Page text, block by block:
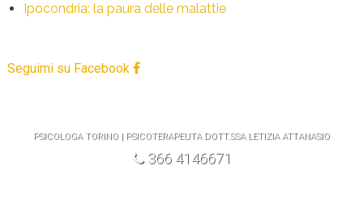
Ipocondria: la paura delle malattie
Seguimi su Facebook
PSICOLOGA TORINO | PSICOTERAPEUTA DOTT.SSA LETIZIA ATTANASIO
366 4146671